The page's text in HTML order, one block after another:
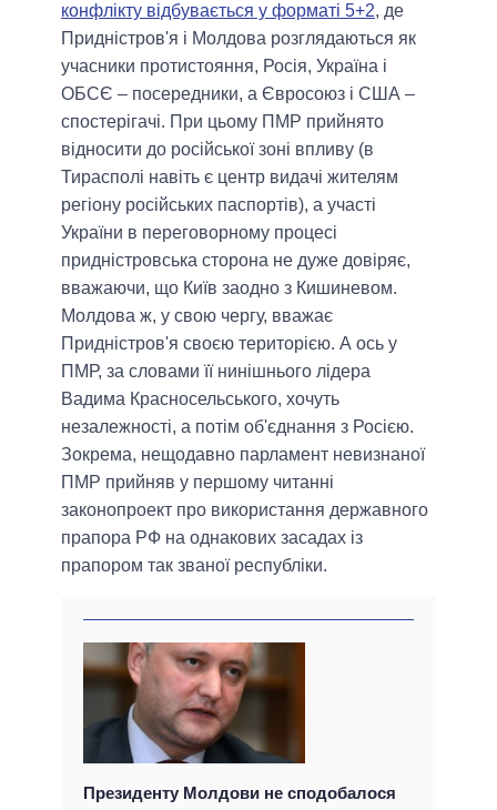
конфлікту відбувається у форматі 5+2, де
Придністров'я і Молдова розглядаються як
учасники протистояння, Росія, Україна і
ОБСЄ – посередники, а Євросоюз і США –
спостерігачі. При цьому ПМР прийнято
відносити до російської зоні впливу (в
Тирасполі навіть є центр видачі жителям
регіону російських паспортів), а участі
України в переговорному процесі
придністровська сторона не дуже довіряє,
вважаючи, що Київ заодно з Кишиневом.
Молдова ж, у свою чергу, вважає
Придністров'я своєю територією. А ось у
ПМР, за словами її нинішнього лідера
Вадима Красносельського, хочуть
незалежності, а потім об'єднання з Росією.
Зокрема, нещодавно парламент невизнаної
ПМР прийняв у першому читанні
законопроект про використання державного
прапора РФ на однакових засадах із
прапором так званої республіки.
Президенту Молдови не сподобалося